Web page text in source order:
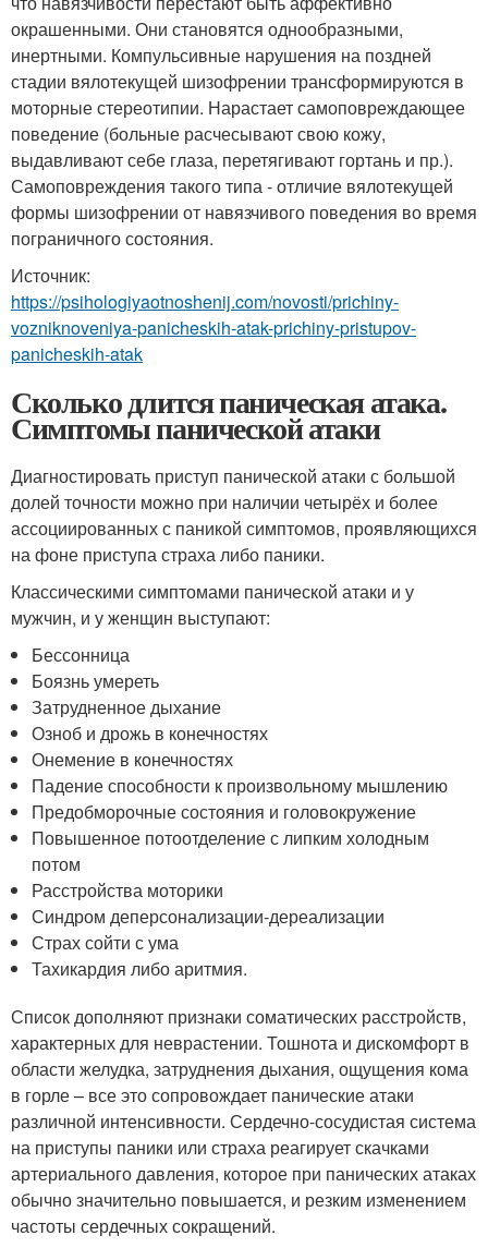
окрашенными. Они становятся однообразными,
инертными. Компульсивные нарушения на поздней
стадии вялотекущей шизофрении трансформируются в
моторные стереотипии. Нарастает самоповреждающее
поведение (больные расчесывают свою кожу,
выдавливают себе глаза, перетягивают гортань и пр.).
Самоповреждения такого типа - отличие вялотекущей
формы шизофрении от навязчивого поведения во время
пограничного состояния.
Источник:
https://psihologiyaotnoshenij.com/novosti/prichiny-
vozniknoveniya-panicheskih-atak-prichiny-pristupov-
panicheskih-atak
Сколько длится паническая атака.
Симптомы панической атаки
Диагностировать приступ панической атаки с большой
долей точности можно при наличии четырёх и более
ассоциированных с паникой симптомов, проявляющихся
на фоне приступа страха либо паники.
Классическими симптомами панической атаки и у
мужчин, и у женщин выступают:
Бессонница
Боязнь умереть
Затрудненное дыхание
Озноб и дрожь в конечностях
Онемение в конечностях
Падение способности к произвольному мышлению
Предобморочные состояния и головокружение
Повышенное потоотделение с липким холодным
потом
Расстройства моторики
Синдром деперсонализации-дереализации
Страх сойти с ума
Тахикардия либо аритмия.
Список дополняют признаки соматических расстройств,
характерных для неврастении. Тошнота и дискомфорт в
области желудка, затруднения дыхания, ощущения кома
в горле – все это сопровождает панические атаки
различной интенсивности. Сердечно-сосудистая система
на приступы паники или страха реагирует скачками
артериального давления, которое при панических атаках
обычно значительно повышается, и резким изменением
частоты сердечных сокращений.